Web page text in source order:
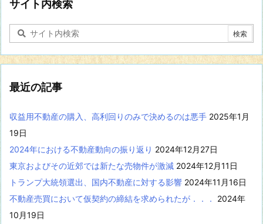
関
す
記
事
を
示
サイト内検索
最近の記事
収益用不動産の購入、高利回りのみで決めるのは悪手 2025年1月
19日
2024年における不動産動向の振り返り 2024年12月27日
東京およびその近郊では新たな売物件が激減 2024年12月11日
トランプ大統領選出、国内不動産に対する影響 2024年11月16日
不動産売買において仮契約の締結を求められたが．．．
2024年
10月19日